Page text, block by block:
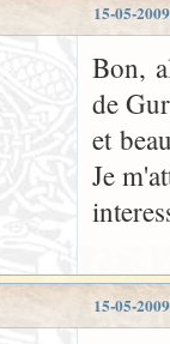
15-05-
Bon,
de
et
Je
15-05-